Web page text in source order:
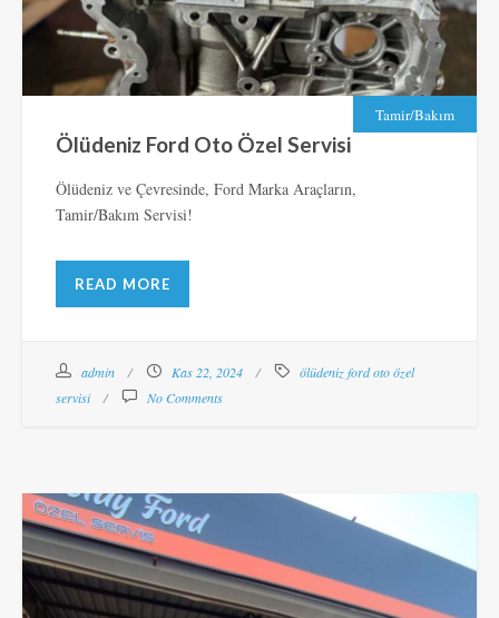
Tamir/Bakım
Ölüdeniz Ford Oto Özel Servisi
Ölüdeniz ve Çevresinde, Ford Marka Araçların,
Tamir/Bakım Servisi!
READ MORE
admin Kas 22, 2024
ölüdeniz ford oto özel
servisi
No Comments